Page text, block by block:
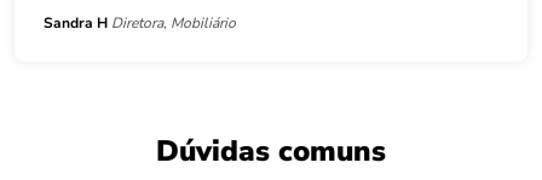
Sandra H Diretora, Mobiliário
Dúvidas comuns